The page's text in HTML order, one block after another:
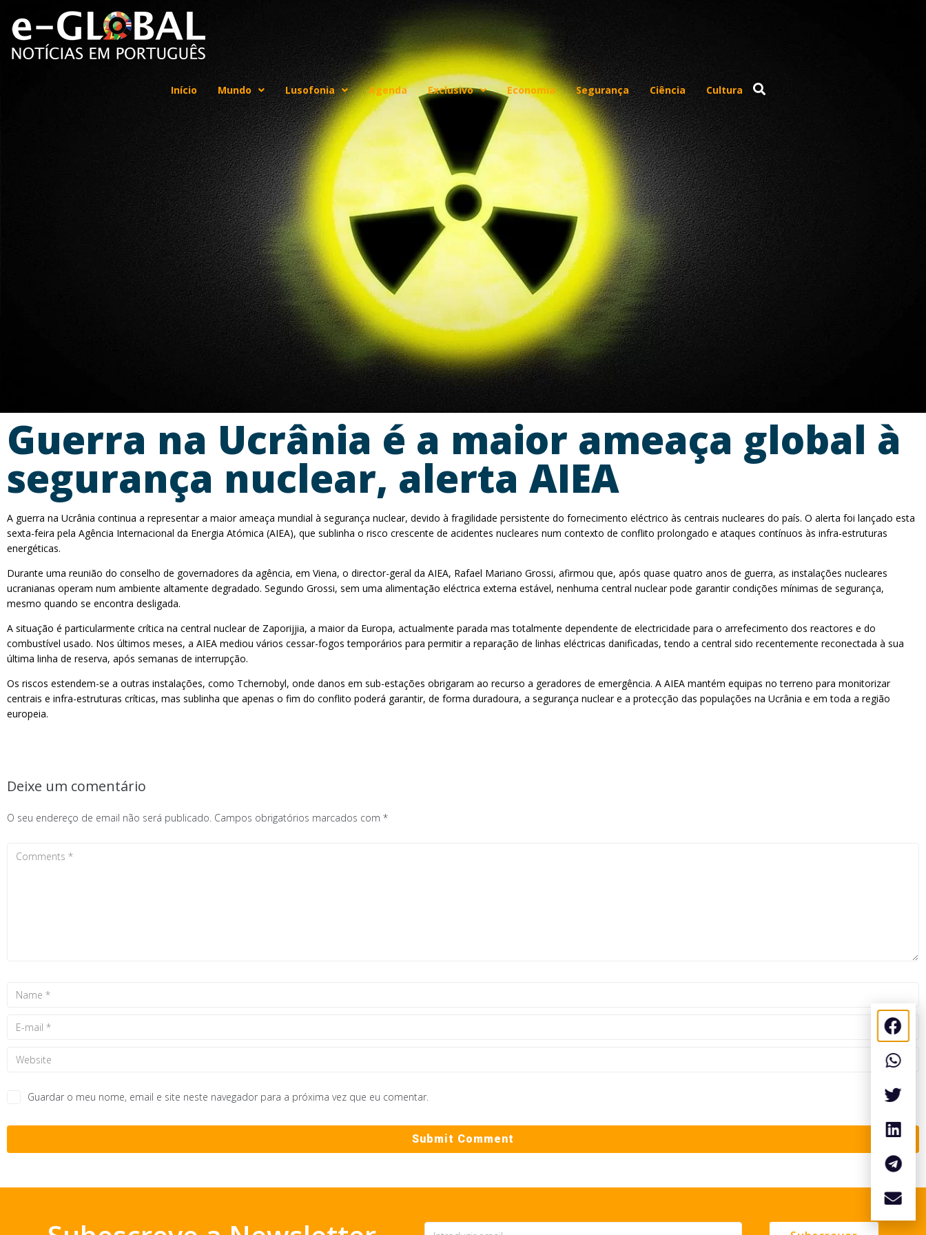
Início Mundo Lusofonia Agenda Exclusivo Economia Segurança Ciência Cultura
Guerra na Ucrânia é a maior ameaça global à
segurança nuclear, alerta AIEA
A guerra na Ucrânia continua a representar a maior ameaça mundial à segurança nuclear, devido à fragilidade persistente do fornecimento eléctrico às centrais nucleares do país. O alerta foi lançado esta
sexta-feira pela Agência Internacional da Energia Atómica (AIEA), que sublinha o risco crescente de acidentes nucleares num contexto de conflito prolongado e ataques contínuos às infra-estruturas
energéticas.
Durante uma reunião do conselho de governadores da agência, em Viena, o director-geral da AIEA, Rafael Mariano Grossi, afirmou que, após quase quatro anos de guerra, as instalações nucleares
ucranianas operam num ambiente altamente degradado. Segundo Grossi, sem uma alimentação eléctrica externa estável, nenhuma central nuclear pode garantir condições mínimas de segurança,
mesmo quando se encontra desligada.
A situação é particularmente crítica na central nuclear de Zaporijjia, a maior da Europa, actualmente parada mas totalmente dependente de electricidade para o arrefecimento dos reactores e do
combustível usado. Nos últimos meses, a AIEA mediou vários cessar-fogos temporários para permitir a reparação de linhas eléctricas danificadas, tendo a central sido recentemente reconectada à sua
última linha de reserva, após semanas de interrupção.
Os riscos estendem-se a outras instalações, como Tchernobyl, onde danos em sub-estações obrigaram ao recurso a geradores de emergência. A AIEA mantém equipas no terreno para monitorizar
centrais e infra-estruturas críticas, mas sublinha que apenas o fim do conflito poderá garantir, de forma duradoura, a segurança nuclear e a protecção das populações na Ucrânia e em toda a região
europeia.
Deixe um comentário
O seu endereço de email não será publicado. Campos obrigatórios marcados com *
Guardar o meu nome, email e site neste navegador para a próxima vez que eu comentar.